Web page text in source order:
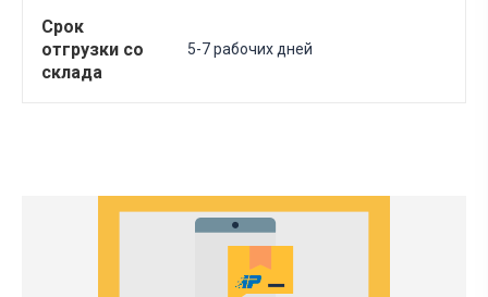
Срок
отгрузки со
склада
5-7 рабочих дней